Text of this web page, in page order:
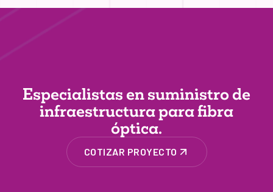
Especialistas en suministro de
infraestructurapara fibra
óptica.
COTIZAR PROYECTO